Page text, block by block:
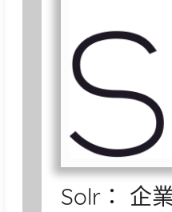
Solr： 企